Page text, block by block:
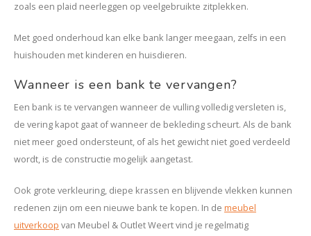
zoals een plaid neerleggen op veelgebruikte zitplekken.
Met goed onderhoud kan elke bank langer meegaan, zelfs in een
huishouden met kinderen en huisdieren.
Wanneer is een bank te vervangen?
Een bank is te vervangen wanneer de vulling volledig versleten is,
de vering kapot gaat of wanneer de bekleding scheurt. Als de bank
niet meer goed ondersteunt, of als het gewicht niet goed verdeeld
wordt, is de constructie mogelijk aangetast.
Ook grote verkleuring, diepe krassen en blijvende vlekken kunnen
redenen zijn om een nieuwe bank te kopen. In de meubel
uitverkoop van Meubel & Outlet Weert vind je regelmatig